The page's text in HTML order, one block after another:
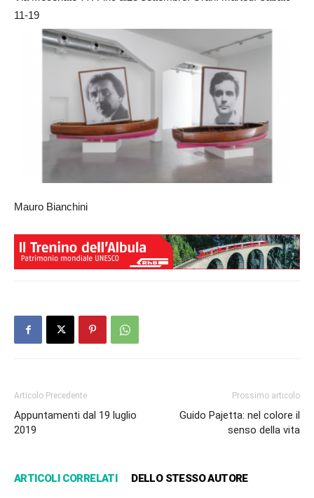
11-19
Mauro Bianchini
Articolo Precedente
Appuntamenti dal 19 luglio
2019
Prossimo articolo
Guido Pajetta: nel colore il
senso della vita
ARTICOLI CORRELATI DELLO STESSO AUTORE